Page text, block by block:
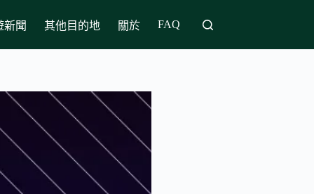
新聞 其他目的地 關於 FAQ